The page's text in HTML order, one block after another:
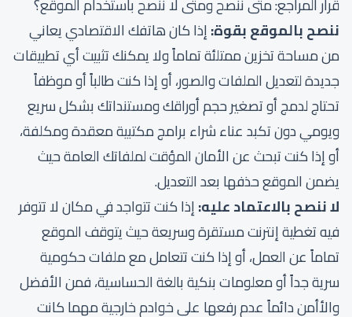
ننصح بالموقع بقوة:إذا كان هاتفك الاقتصادي يعاني
من مساحة تخزين ممتلئة تماماً ولا يمكنك تثبيت أي تطبيقات
جديدة لتعديل الملفات والصور، أو إذا كنت طالباً أو موظفاً
تحتاج لدمج أو تصغير حجم أوراقك ومستنداتك بشكل سريع
ويومي دون تكبد عناء شراء برامج مكتبية معقدة ومكلفة،
أو إذا كنت تبحث عن الأمان المؤقت لملفاتك العامة حيث
يضمن الموقع حذفها بعد التعديل.
لا ننصح بالاعتماد عليه:إذا كنت تتواجد في مكان لا تتوفر
فيه تغطية إنترنت مستقرة وسريعة حيث يتوقف الموقع
تماماً عن العمل، أو إذا كنت تتعامل مع ملفات حكومية
سرية جداً أو معلومات بنكية بالغة الحساسية، فمن الأفضل
والأأمن دائماً عدم رفعها على خوادم خارجية مهما كانت